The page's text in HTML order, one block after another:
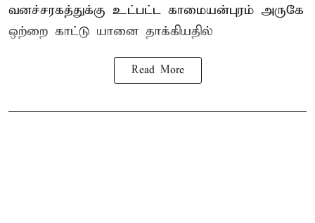
வனச்சரகத்துக்கு உட்பட்ட காமையன்புரம் அருகே
ஒற்றை காட்டு யானை தாக்கியதில்
Read More